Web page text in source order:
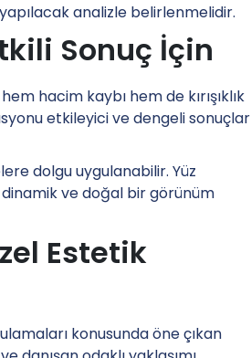
analizle belirlenmelidir.
Sonuç İçin
hacim kaybı hem de kırışıklık
etkileyici ve dengeli sonuçlar
dolgu uygulanabilir. Yüz
ve doğal bir görünüm
Estetik
konusunda öne çıkan